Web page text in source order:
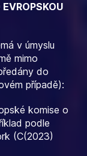
v úmyslu
mimo
do
případě):
komise o
podle
(C(2023)